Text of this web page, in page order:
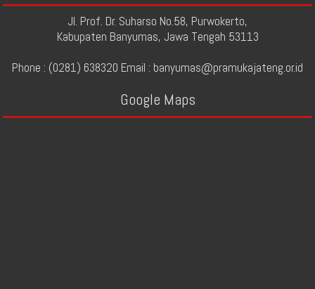
Jl. Prof. Dr. Suharso No.58, Purwokerto,
Kabupaten Banyumas, Jawa Tengah 53113
Phone : (0281) 638320 Email : banyumas@pramukajateng.or.id
Google Maps